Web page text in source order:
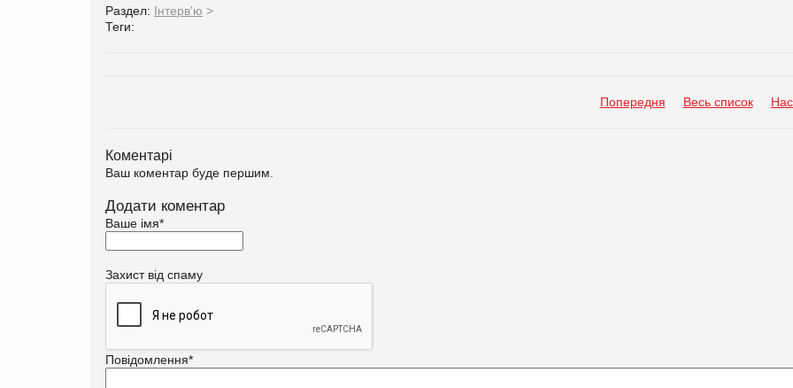
Раздел: Інтерв'ю >
Теги:
Попередня Весь список
Коментарі
Ваш коментар буде першим.
Додати коментар
Ваше імя*
Захист від спаму
Повідомлення*